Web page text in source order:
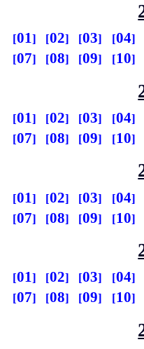
01 02 03 04
07
08 09 10
01 02 03 04
07
08 09 10
01 02 03 04
07
08 09 10
01 02 03 04
07
08 09 10